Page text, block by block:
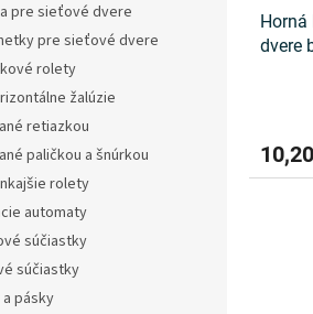
pre sieťové dvere
pre sieťové dvere
rolety
žalúzie
retiazkou
paličkou a šnúrkou
rolety
automaty
súčiastky
súčiastky
pásky
dvere